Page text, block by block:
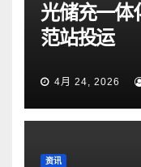
光储充一体
范站投运
4月 24, 2026
资讯